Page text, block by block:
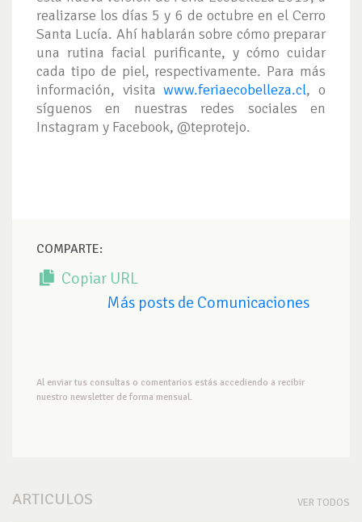
realizarse los días 5 y 6 de octubre en el Cerro
Santa Lucía. Ahí hablarán sobre cómo preparar
una rutina facial purificante, y cómo cuidar
cada tipo de piel, respectivamente. Para más
información, visitawww.feriaecobelleza.cl, o
síguenos en nuestras redes sociales en
Instagram y Facebook, @teprotejo.
COMPARTE:
Copiar URL
Más posts de Comunicaciones
Al enviar tus consultas o comentarios estás accediendo a recibir
nuestro newsletter de forma mensual.
ARTICULOS VER TODOS